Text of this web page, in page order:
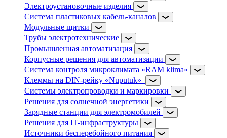
Электроустановочные изделия
Система пластиковых кабель-каналов
Модульные щитки
Трубы электротехнические
Промышленная автоматизация
Корпусные решения для автоматизации
Система контроля микроклимата «RAM klima»
Клеммы на DIN-рейку «Nuputuk»
Системы электропроводки и маркировки
Решения для солнечной энергетики
Зарядные станции для электромобилей
Решения для IT-инфраструктуры
Источники бесперебойного питания